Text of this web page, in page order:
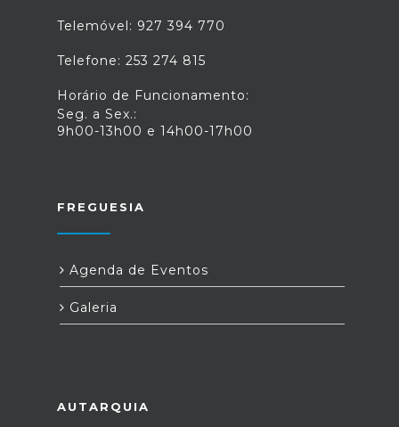
Telemóvel: 927 394 770
Telefone: 253 274 815
Horário de Funcionamento:
Seg. a Sex.:
9h00-13h00 e 14h00-17h00
FREGUESIA
Agenda de Eventos
Galeria
AUTARQUIA